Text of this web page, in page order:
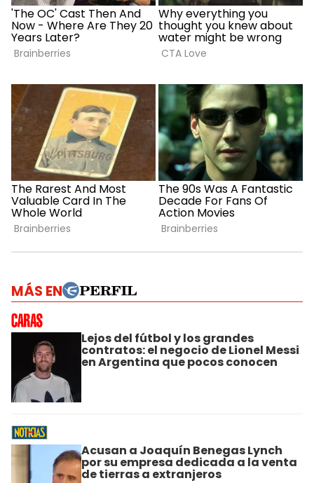
MÁS EN
Lejos del fútbol y los grandes
contratos: el negocio de Lionel Messi
en Argentina que pocos conocen
Acusan a Joaquín Benegas Lynch
por su empresa dedicada a la venta
de tierras a extranjeros